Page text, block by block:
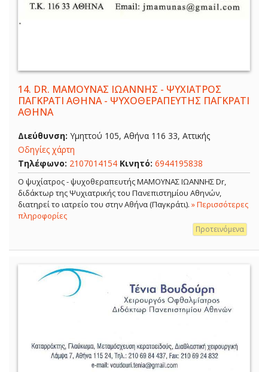
14. DR. ΜΑΜΟΥΝΑΣ ΙΩΑΝΝΗΣ - ΨΥΧΙΑΤΡΟΣ
ΠΑΓΚΡΑΤΙ ΑΘΗΝΑ - ΨΥΧΟΘΕΡΑΠΕΥΤΗΣ ΠΑΓΚΡΑΤΙ
ΑΘΗΝΑ
Διεύθυνση: Υμηττού 105, Αθήνα 116 33, Αττικής
Οδηγίες χάρτη
Τηλέφωνο: 2107014154 Κινητό: 6944195838
Ο ψυχίατρος - ψυχοθεραπευτής ΜΑΜΟΥΝΑΣ ΙΩΑΝΝΗΣ Dr,
διδάκτωρ της Ψυχιατρικής του Πανεπιστημίου Αθηνών,
διατηρεί το ιατρείο του στην Αθήνα (Παγκράτι). » Περισσότερες
πληροφορίες
Προτεινόμενα